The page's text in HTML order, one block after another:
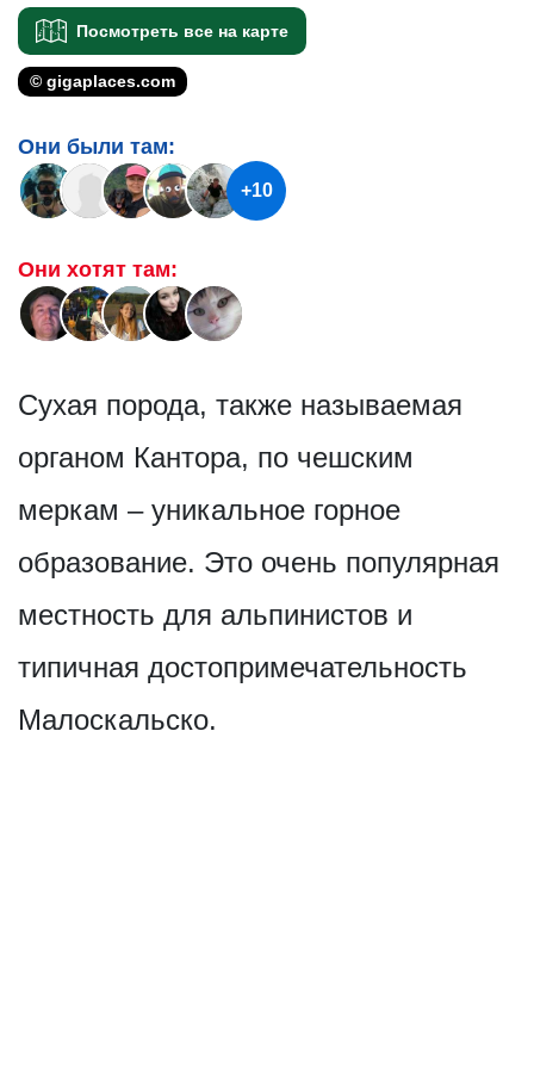
Посмотреть все на карте
© gigaplaces.com
Они были там:
+10
Они хотят там:
Сухая порода, также называемая
органом Кантора, по чешским
меркам – уникальное горное
образование. Это очень популярная
местность для альпинистов и
типичная достопримечат­ельность
Малоскальско.